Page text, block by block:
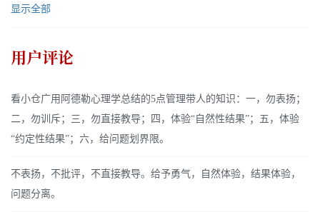
显示全部
用户评论
看小仓广用阿德勒心理学总结的5点管理带人的知识：一，勿表扬；
二，勿训斥；三，勿直接教导；四，体验“自然性结果”；五，体验
“约定性结果”；六，给问题划界限。
不表扬，不批评，不直接教导。给予勇气，自然体验，结果体验，
问题分离。